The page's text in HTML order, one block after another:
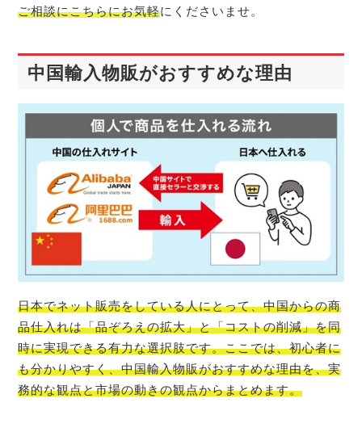
ご相談にこちらにお気軽にくださいませ。
中国輸入物販がおすすめな理由
日本でネット販売をしている人にとって、中国からの商
品仕入れは「品ぞろえの拡大」と「コストの削減」を同
時に実現できる有力な選択肢です。ここでは、初心者に
も分かりやすく、中国輸入物販がおすすめな理由を、実
務的な観点と市場の動きの観点からまとめます。